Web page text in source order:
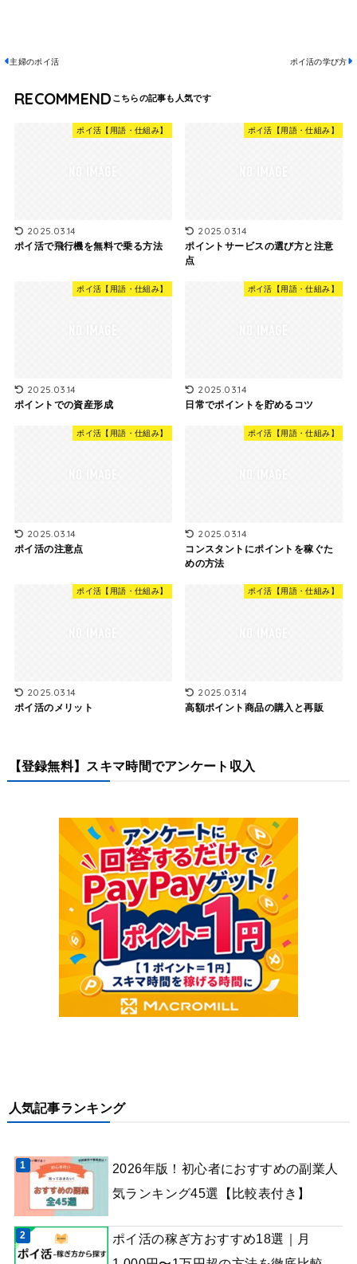
主婦のポイ活 ポイ活の学び方
RECOMMEND
ポイ活【用語・仕組み】
2025.03.14
ポイ活で飛行機を無料で乗る方法
ポイ活【用語・仕組み】
2025.03.14
ポイントサービスの選び方と注意
点
ポイ活【用語・仕組み】
2025.03.14
ポイントでの資産形成
ポイ活【用語・仕組み】
2025.03.14
日常でポイントを貯めるコツ
ポイ活【用語・仕組み】
2025.03.14
ポイ活の注意点
ポイ活【用語・仕組み】
2025.03.14
コンスタントにポイントを稼ぐた
めの方法
ポイ活【用語・仕組み】
2025.03.14
ポイ活のメリット
ポイ活【用語・仕組み】
2025.03.14
高額ポイント商品の購入と再販
【登録無料】スキマ時間でアンケート収入
人気記事ランキング
2026年版！初心者におすすめの副業人
気ランキング45選【比較表付き】
ポイ活の稼ぎ方おすすめ18選｜月